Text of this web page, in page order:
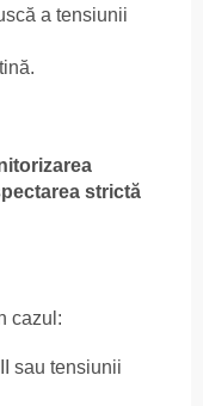
a tensiunii
strictă
cazul:
sau tensiunii